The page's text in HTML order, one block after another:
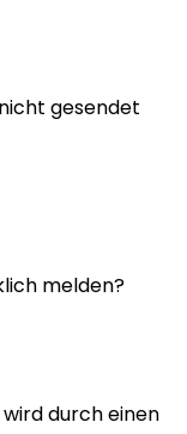
gesendet
melden?
durch einen